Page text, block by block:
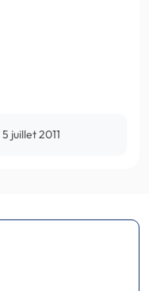
5 juillet 2011